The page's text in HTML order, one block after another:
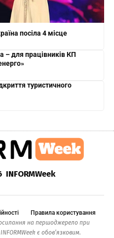
посіла 4 місце
– для працівників КП
туристичного
Правила користування
на першоджерело при
є обов’язковим.